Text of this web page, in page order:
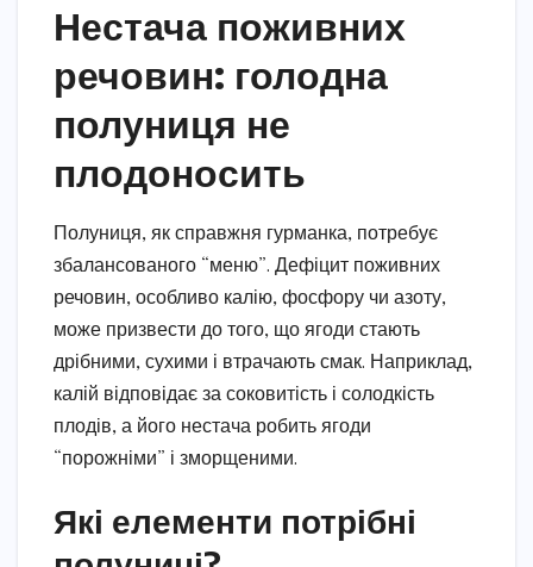
Нестача поживних
речовин: голодна
полуниця не
плодоносить
Полуниця, як справжня гурманка, потребує
збалансованого “меню”. Дефіцит поживних
речовин, особливо калію, фосфору чи азоту,
може призвести до того, що ягоди стають
дрібними, сухими і втрачають смак. Наприклад,
калій відповідає за соковитість і солодкість
плодів, а його нестача робить ягоди
“порожніми” і зморщеними.
Які елементи потрібні